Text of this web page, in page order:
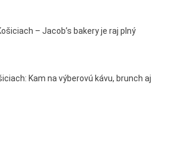
– Jacob’s bakery je raj plný
Kam na výberovú kávu, brunch aj